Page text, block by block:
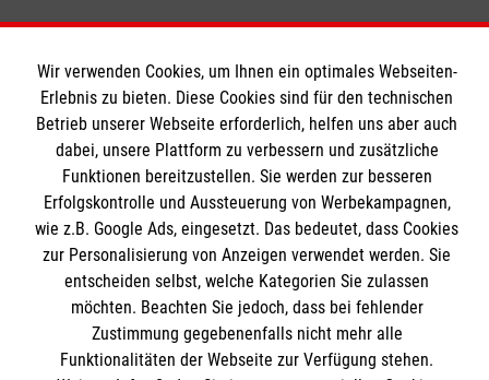
Bewegtbild, Franziska Mumm, Michael Staudt
("Facharzt"), Christina Kloodt / Uni Kiel
("Deutschland-Stipendium), Dirk Moll (Vereinbarkeit
von Familie & Beruf), ©AndreyPopov/Fotolia ("Über
uns"), ©microgen/123rf.com
("Mitarbeiterbenefits"), ©Andrei
Krauchuk/123rf.com ("OTA"), ©obencem/123rf.com
("Ausbildung
Pflegehelfer"), ©pressmaster/AdobeStock ("Jobs")
Wir verwenden Cookies, um Ihnen ein optimales Webseiten-
Erlebnis zu bieten. Diese Cookies sind für den technischen
Betrieb unserer Webseite erforderlich, helfen uns aber auch
dabei, unsere Plattform zu verbessern und zusätzliche
Funktionen bereitzustellen. Sie werden zur besseren
Erfolgskontrolle und Aussteuerung von Werbekampagnen,
wie z.B. Google Ads, eingesetzt. Das bedeutet, dass Cookies
zur Personalisierung von Anzeigen verwendet werden. Sie
entscheiden selbst, welche Kategorien Sie zulassen
möchten. Beachten Sie jedoch, dass bei fehlender
Zustimmung gegebenenfalls nicht mehr alle
Funktionalitäten der Webseite zur Verfügung stehen.